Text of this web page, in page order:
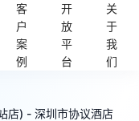
客
户
案
例
开
放
平
台
关
于
我
们
店) - 深圳市协议酒店